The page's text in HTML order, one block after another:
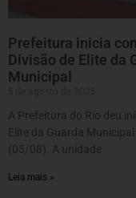
Prefeitura inicia
Divisão de Elite da
Municipal
A Prefeitura do Rio deu
Elite da Guarda
(05/08). A unidade
Leia mais »